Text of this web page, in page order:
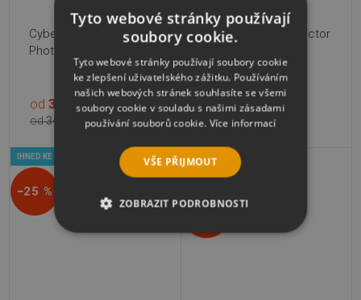
CyberLink
PhotoDirector
od349 Kč
od 349 Kč 9 variant
CyberLink ColorDirector
2 718 Kč
1 223 Kč
IHNED KE STAŽENÍ
−25 %
VÝPRODEJ
IHNED KE STAŽENÍ
Tyto webové stránky používají
soubory cookie.
Tyto webové stránky používají soubory cookie
ke zlepšení uživatelského zážitku. Používáním
našich webových stránek souhlasíte se všemi
soubory cookie v souladu s našimi zásadami
používání souborů cookie. Více informací
VŠE PŘIJMOUT
ZOBRAZIT PODROBNOSTI
NEZBYTNĚ NUTNÉ SOUBORY